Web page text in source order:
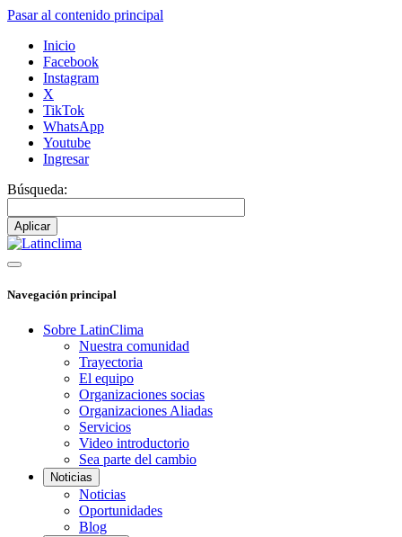
Pasar al contenido principal
Inicio
Facebook
Instagram
X
TikTok
WhatsApp
Youtube
Ingresar
Búsqueda:
Navegación principal
Sobre LatinClima
Nuestra comunidad
Trayectoria
El equipo
Organizaciones socias
Organizaciones Aliadas
Servicios
Video introductorio
Sea parte del cambio
Noticias
Noticias
Oportunidades
Blog